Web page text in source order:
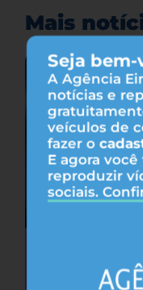
Seja
A Agência
notícias e
veículos de
fazer o
E agora
reproduzir
sociais.
Mais
Cafeína
privação do